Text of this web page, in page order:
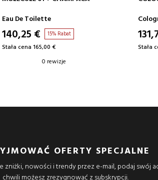
Eau De Toilette
140,25 € 15% Rabat
Stała cena 165,00 €
0 rewizje
Stała
OFERTY SPECJALNE
nowości i trendy przez e-mail, podaj swój
chwili możesz zrezygnować z subskrypcji.